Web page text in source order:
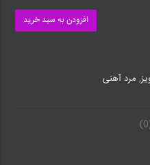
افزودن به سبد خرید
, مرد آهنی